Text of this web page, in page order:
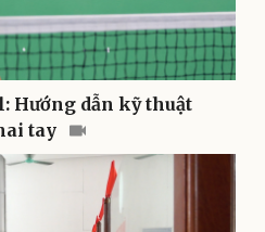
Quân sự - Quốc phòng
Vũ khí
Phân tích
Hướng dẫn kỹ thuật
tay